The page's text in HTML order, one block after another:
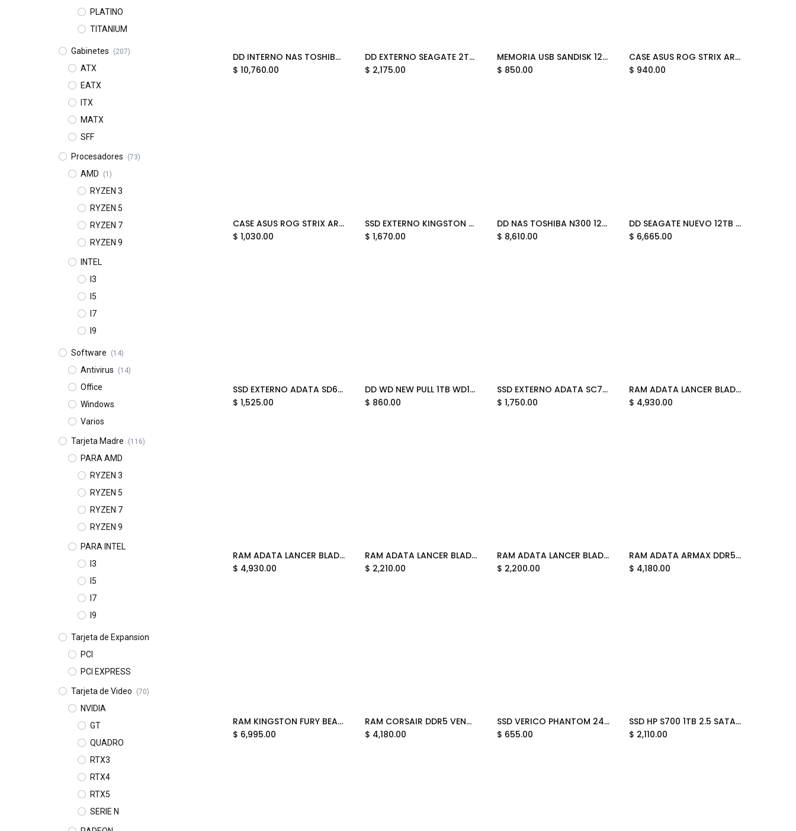
PLATINO
TITANIUM
Gabinetes (207)
ATX
EATX
ITX
MATX
SFF
Procesadores (73)
AMD (1)
RYZEN 3
RYZEN 5
RYZEN 7
RYZEN 9
INTEL
I3
I5
I7
I9
Software (14)
Antivirus (14)
Office
Windows
Varios
Tarjeta Madre (116)
PARA AMD
RYZEN 3
RYZEN 5
RYZEN 7
RYZEN 9
PARA INTEL
I3
I5
I7
I9
Tarjeta de Expansion
PCI
PCI EXPRESS
Tarjeta de Video (70)
NVIDIA
GT
QUADRO
RTX3
RTX4
RTX5
SERIE N
DD INTERNO NAS TOSHIBA 22TB HDWG82CXZSTB N300 PRO 3.5 11M DE GARANTIA
$ 10,760.00
Add to Cart
DD EXTERNO SEAGATE 2TB 3.0 ONE TOUCH STKY2000400 11M DE GARANTIA
$ 2,175.00
Add to Cart
MEMORIA USB SANDISK 128GB USB-C COPA MUNDIAL FIFA 2026 EDICION MEXICO VERDE SDCZIA-128G-G46G 12M DE GARANTIA
$ 850.00
Add to Cart
CASE ASUS ROG STRIX ARION M.2 NVME USB 3.2 TIPO C A C 10GBPS COLOR BLANCO 90DD02H1-B00000 11M DE GARANTIA
$ 940.00
CASE ASUS ROG STRIX ARION M.2 NVME USB 3.2 TIPO C A C 10GBPS COLOR NEGRO 90DD02H0-B0800 11M DE GARANTIA
$ 1,030.00
SSD EXTERNO KINGSTON DUAL 512GB USB-C/-A ROJO SPSD/512GB 11M DE GARANTIA
$ 1,670.00
Add to Cart
DD NAS TOSHIBA N300 12TB 3.5 HDWG51CXZSTA 11M DE GARANTIA
$ 8,610.00
DD SEAGATE NUEVO 12TB 3.5 SKYHAWK ST12000VE003 12M DE GARANTIA
$ 6,665.00
Add to Cart
SSD EXTERNO ADATA SD620 512GB NEGRO USB 3.2 SD620-512GCBK 12M DE GARANTIA
$ 1,525.00
Add to Cart
DD WD NEW PULL 1TB WD10EURX 3.5 11M DE GARANTIA
$ 860.00
Add to Cart
SSD EXTERNO ADATA SC730 512GB NEGRO USB-C 3.2 GEN2 USB-A SC730-512G-CACTI 11M DE GARANTIA
$1,750.00
Add to Cart
RAM ADATA LANCER BLADE DDR5 24GB 6000 NEGRO RGB AX5U6000C3624G-SLABRBK 11M DE GARANTIA
$ 4,930.00
Add to Cart
RAM ADATA LANCER BLADE DDR5 24GB 6000 BLANCO RGB AX5U6000C3624G-SLABRWH 11M DE GARANTIA
$ 4,930.00
RAM ADATA LANCER BLADE DDR5 8GB 5600 NEGRO RGB AX5U5600C468G-SLABRBK 11M DE GARANTIA
$ 2,210.00
Add to Cart
RAM ADATA LANCER BLADE DDR5 8GB 5600 BLANCO RGB AX5U5600C468G-SLABRWH 11M DE GARANTIA
$ 2,200.00
Add to Cart
RAM ADATA ARMAX DDR5 16GB 5600 NEGRO RGB AX5U5600C4616G-SAMRBK 11M DE GARANTIA
$ 4,180.00
RAM KINGSTON FURY BEAST 32GB 1X32 DDR5 6000 KF560C36BBE-32 12M DE GARANTIA
$ 6,995.00
Add to Cart
RAM CORSAIR DDR5 VENGEANCE 1X16 16GB 6000 GRIS CMH16GX5M1E6000Z36 12M DE GARANTIA
$ 4,180.00
Add to Cart
SSD VERICO PHANTOM 240GB SATA3 1SSOP-SSBKJ3-NN 12M DE GARANTIA
$ 655.00
Add to Cart
SSD HP S700 1TB 2.5 SATA3 560MB/s 6MC15AA 11M DE GARANTIA
$ 2,110.00